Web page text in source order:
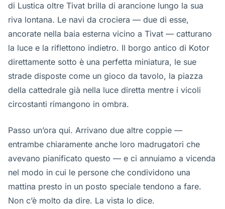
di Lustica oltre Tivat brilla di arancione lungo la sua
riva lontana. Le navi da crociera — due di esse,
ancorate nella baia esterna vicino a Tivat — catturano
la luce e la riflettono indietro. Il borgo antico di Kotor
direttamente sotto è una perfetta miniatura, le sue
strade disposte come un gioco da tavolo, la piazza
della cattedrale già nella luce diretta mentre i vicoli
circostanti rimangono in ombra.
Passo un’ora qui. Arrivano due altre coppie —
entrambe chiaramente anche loro madrugatori che
avevano pianificato questo — e ci annuiamo a vicenda
nel modo in cui le persone che condividono una
mattina presto in un posto speciale tendono a fare.
Non c’è molto da dire. La vista lo dice.